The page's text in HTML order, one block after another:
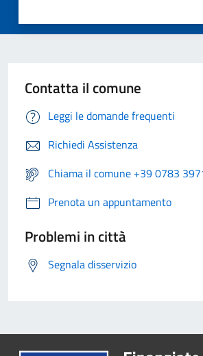
Contatta il comune
Leggi le domande frequenti
Richiedi Assistenza
Chiama il comune +39 0783
Prenota un appuntamento
Problemi in città
Segnala disservizio